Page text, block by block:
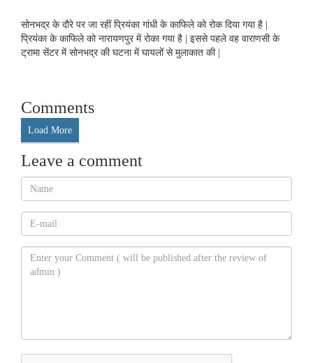
सोनभद्र के दौरे पर जा रहीं प्रियंका गांधी के काफिले को रोक दिया गया है |
प्रियंका के काफिले को नारायणपुर में रोका गया है | इससे पहले वह वाराणसी के
ट्रामा सेंटर में सोनभद्र की घटना में घायलों से मुलाकात की |
Comments
Load More
Leave a comment